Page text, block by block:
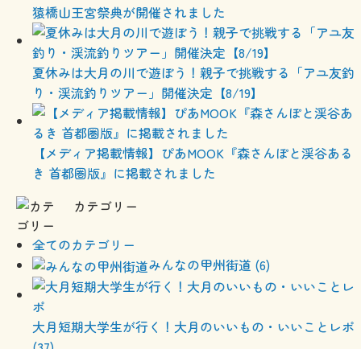
猿橋山王宮祭典が開催されました
夏休みは大月の川で遊ぼう！親子で挑戦する「アユ友釣
り・渓流釣りツアー」開催決定【8/19】
【メディア掲載情報】ぴあMOOK『森さんぽと渓谷ある
き 首都圏版』に掲載されました
カテゴリー
全てのカテゴリー
みんなの甲州街道 (6)
大月短期大学生が行く！大月のいいもの・いいことレポ